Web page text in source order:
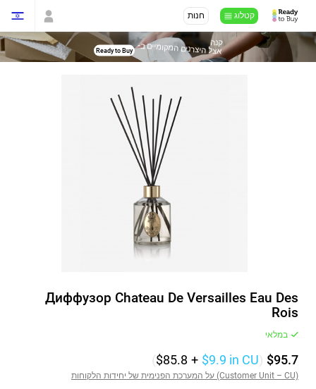
קטלוג חנות
קנה -אצל היצרנים המקומיים ב Ready to Buy
Диффузор Chateau De Versailles Eau Des
Rois
במלאי
$95.7
($85.8 + $9.9 in CU)
על המערכת הפנימית של יחידות הלקוחות (Customer Unit – CU)